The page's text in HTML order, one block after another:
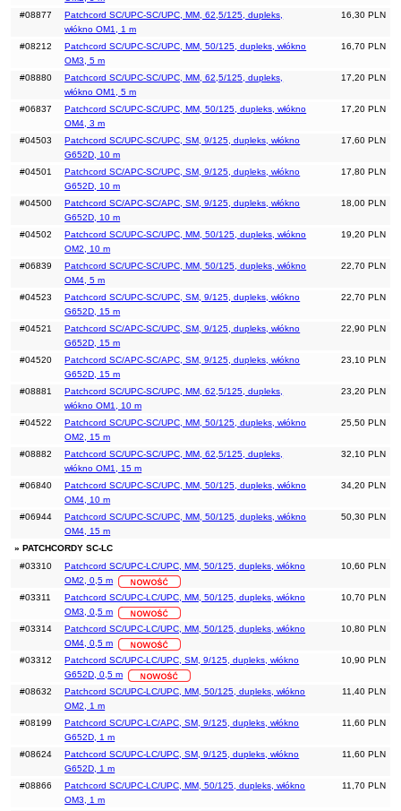
16,30 PLN
#08877
Patchcord SC/UPC-SC/UPC, MM, 62,5/125, dupleks,
włókno OM1, 1 m
16,70 PLN
#08212
Patchcord SC/UPC-SC/UPC, MM, 50/125, dupleks, włókno
OM3, 5 m
17,20 PLN
#08880
Patchcord SC/UPC-SC/UPC, MM, 62,5/125, dupleks,
włókno OM1, 5 m
17,20 PLN
#06837
Patchcord SC/UPC-SC/UPC, MM, 50/125, dupleks, włókno
OM4, 3 m
17,60 PLN
#04503
Patchcord SC/UPC-SC/UPC, SM, 9/125, dupleks, włókno
G652D, 10 m
17,80 PLN
#04501
Patchcord SC/APC-SC/UPC, SM, 9/125, dupleks, włókno
G652D, 10 m
18,00 PLN
#04500
Patchcord SC/APC-SC/APC, SM, 9/125, dupleks, włókno
G652D, 10 m
19,20 PLN
#04502
Patchcord SC/UPC-SC/UPC, MM, 50/125, dupleks, włókno
OM2, 10 m
22,70 PLN
#06839
Patchcord SC/UPC-SC/UPC, MM, 50/125, dupleks, włókno
OM4, 5 m
22,70 PLN
#04523
Patchcord SC/UPC-SC/UPC, SM, 9/125, dupleks, włókno
G652D, 15 m
22,90 PLN
#04521
Patchcord SC/APC-SC/UPC, SM, 9/125, dupleks, włókno
G652D, 15 m
23,10 PLN
#04520
Patchcord SC/APC-SC/APC, SM, 9/125, dupleks, włókno
G652D, 15 m
23,20 PLN
#08881
Patchcord SC/UPC-SC/UPC, MM, 62,5/125, dupleks,
włókno OM1, 10 m
25,50 PLN
#04522
Patchcord SC/UPC-SC/UPC, MM, 50/125, dupleks, włókno
OM2, 15 m
32,10 PLN
#08882
Patchcord SC/UPC-SC/UPC, MM, 62,5/125, dupleks,
włókno OM1, 15 m
34,20 PLN
#06840
Patchcord SC/UPC-SC/UPC, MM, 50/125, dupleks, włókno
OM4, 10 m
50,30 PLN
#06944
Patchcord SC/UPC-SC/UPC, MM, 50/125, dupleks, włókno
OM4, 15 m
» PATCHCORDY SC-LC
10,60 PLN
#03310
Patchcord SC/UPC-LC/UPC, MM, 50/125, dupleks, włókno
OM2, 0,5 m
10,70 PLN
#03311
Patchcord SC/UPC-LC/UPC, MM, 50/125, dupleks, włókno
OM3, 0,5 m
10,80 PLN
#03314
Patchcord SC/UPC-LC/UPC, MM, 50/125, dupleks, włókno
OM4, 0,5 m
10,90 PLN
#03312
Patchcord SC/UPC-LC/UPC, SM, 9/125, dupleks, włókno
G652D, 0,5 m
11,40 PLN
#08632
Patchcord SC/UPC-LC/UPC, MM, 50/125, dupleks, włókno
OM2, 1 m
11,60 PLN
#08199
Patchcord SC/UPC-LC/APC, SM, 9/125, dupleks, włókno
G652D, 1 m
11,60 PLN
#08624
Patchcord SC/UPC-LC/UPC, SM, 9/125, dupleks, włókno
G652D, 1 m
11,70 PLN
#08866
Patchcord SC/UPC-LC/UPC, MM, 50/125, dupleks, włókno
OM3, 1 m